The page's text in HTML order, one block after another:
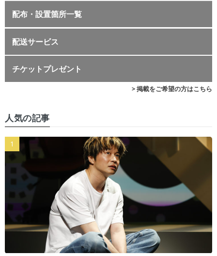
配布・設置箇所一覧
配送サービス
チケットプレゼント
> 掲載をご希望の方はこちら
人気の記事